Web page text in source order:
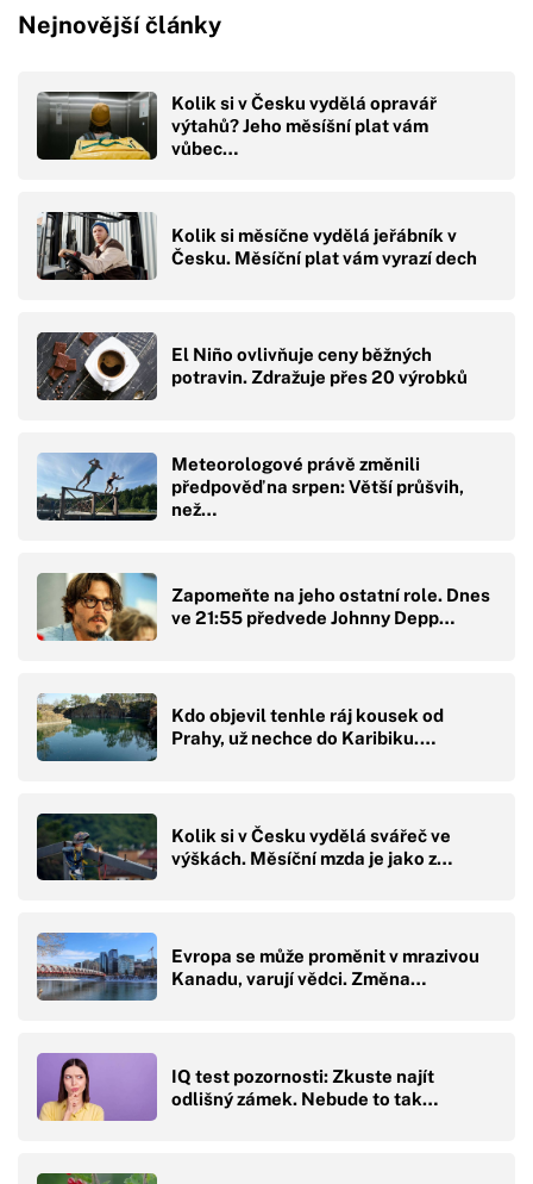
Nejnovější články
Kolik si v Česku vydělá opravář
výtahů? Jeho měsíšní plat vám
vůbec…
Kolik si měsíčne vydělá jeřábník v
Česku. Měsíční plat vám vyrazí dech
El Niño ovlivňuje ceny běžných
potravin. Zdražuje přes 20 výrobků
Meteorologové právě změnili
předpověď na srpen: Větší průšvih,
než…
Zapomeňte na jeho ostatní role. Dnes
ve 21:55 předvede Johnny Depp…
Kdo objevil tenhle ráj kousek od
Prahy, už nechce do Karibiku.…
Kolik si v Česku vydělá svářeč ve
výškách. Měsíční mzda je jako z…
Evropa se může proměnit v mrazivou
Kanadu, varují vědci. Změna…
IQ test pozornosti: Zkuste najít
odlišný zámek. Nebude to tak…